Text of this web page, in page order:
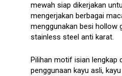
mewah siap dikerjakan
mengerjakan berbagai
menggunakan besi hollow
stainless steel anti karat.
Pilihan motif isian lengkap
penggunaan kayu asli,